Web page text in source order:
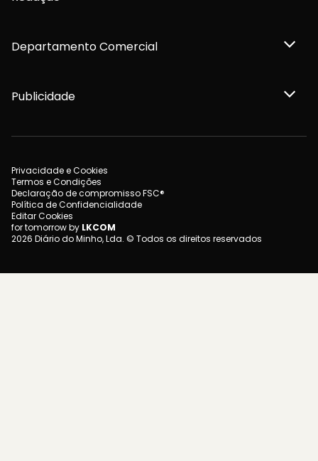
Departamento Comercial
Publicidade
Privacidade e Cookies
Termos e Condições
Declaração de compromisso FSC®
Política de Confidencialidade
Editar Cookies
for tomorrow by LKCOM
2026 Diário do Minho, Lda. © Todos os direitos reservados